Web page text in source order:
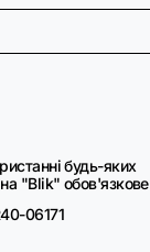
будь-яких
"Blik" обов'язкове
06171